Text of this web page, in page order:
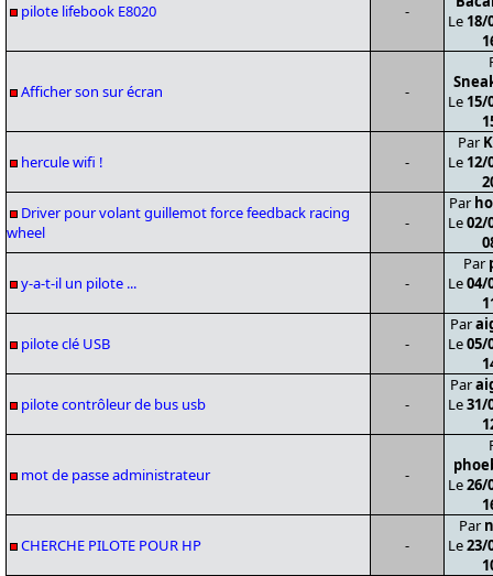
pilote lifebook E8020 -
Le 18/
Afficher son sur écran -
Le 15/
hercule wifi ! -
Par
Le 12/
Driver pour volant guillemot force feedback racing
wheel
-
Par
Le02/
y-a-t-il un pilote ... -
Par
Le04/
pilote clé USB -
Par
Le05/
pilote contrôleur de bus usb -
Par
Le31/
mot de passe administrateur -
Le26/
CHERCHE PILOTE POUR HP -
Par
Le23/